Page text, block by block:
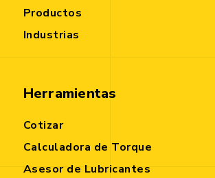
Productos
Industrias
Herramientas
Cotizar
Calculadora de Torque
Asesor de Lubricantes